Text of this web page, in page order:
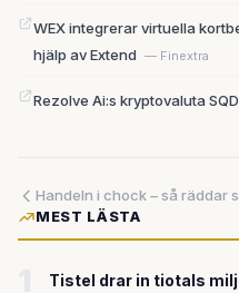
WEX integrerar virtuella
hjälp av Extend — Finextra
Rezolve Ai:s kryptovaluta
MEST LÄSTA
Tistel drar in tiotals